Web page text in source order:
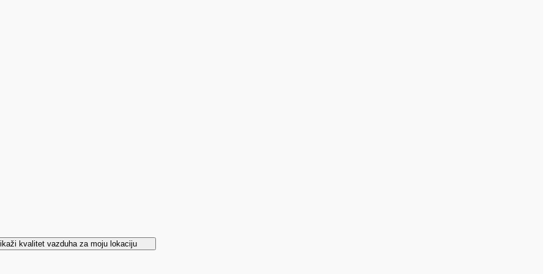
kvalitet vazduha za moju lokaciju